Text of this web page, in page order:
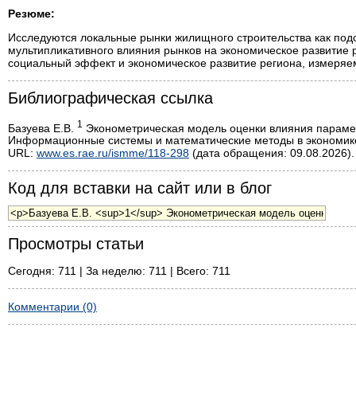
Резюме:
Исследуются локальные рынки жилищного строительства как
мультипликативного влияния рынков на экономическое
социальный эффект и экономическое развитие региона,
Библиографическая ссылка
Базуева Е.В. 1
Эконометрическая модель оценки влияния
Информационные системы и математические методы в
URL: www.es.rae.ru/ismme/118-298 (дата обращения: 09.08.2026).
Код для вставки на сайт или в блог
Просмотры статьи
Сегодня: 711 | За неделю: 711 | Всего: 711
Комментарии (0)